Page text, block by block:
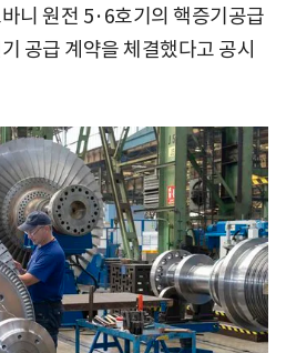
니 원전 5·6호기의 핵증기공급
공급 계약을 체결했다고 공시